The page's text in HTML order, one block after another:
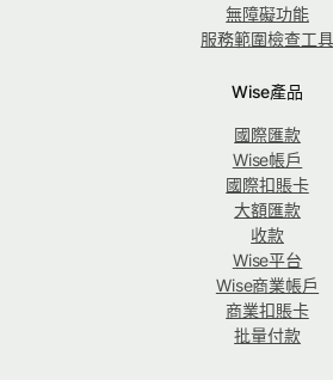
無障礙功能
服務範圍檢查工具
Wise產品
國際匯款
Wise帳戶
國際扣賬卡
大額匯款
收款
Wise平台
Wise商業帳戶
商業扣賬卡
批量付款